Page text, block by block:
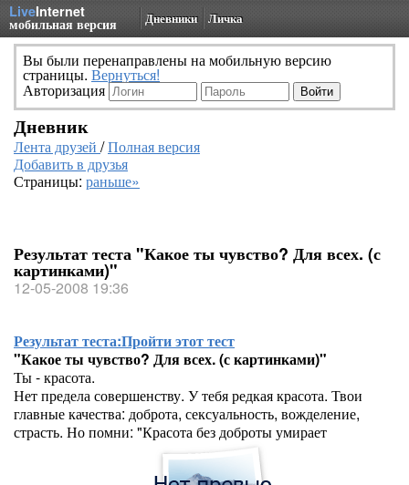
LiveInternet
мобильная версия Дневники Личка
Вы были перенаправлены на мобильную версию
страницы. Вернуться!
Авторизация
Дневник
Лента друзей /Полная версия
Добавить в друзья
Страницы: раньше»
Результат теста "Какое ты чувство? Для всех. (с
картинками)"
12-05-2008 19:36
Результат теста:Пройти этот тест
"Какое ты чувство? Для всех. (с картинками)"
Ты - красота.
Нет предела совершенству. У тебя редкая красота. Твои
главные качества: доброта, сексуальность, вожделение,
страсть. Но помни: "Красота без доброты умирает